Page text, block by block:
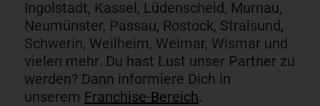
Ingolstadt, Kassel, Lüdenscheid, Murnau,
Neumünster, Passau, Rostock, Stralsund,
Schwerin, Weilheim, Weimar, Wismar und
vielen mehr. Du hast Lust unser Partner zu
werden? Dann informiere Dich in
unserem Franchise-Bereich.